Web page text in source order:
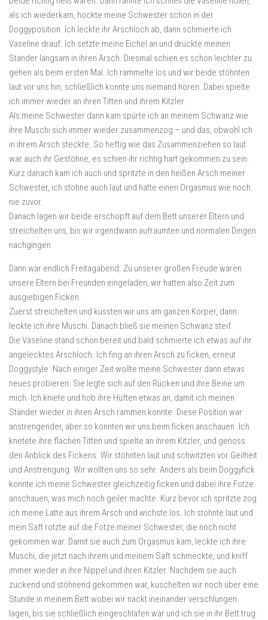
als ich wiederkam, hockte meine Schwester schon in der
Doggyposition. Ich leckte ihr Arschloch ab, dann schmierte ich
Vaseline drauf. Ich setzte meine Eichel an und drückte meinen
Ständer langsam in ihren Arsch. Diesmal schien es schon leichter zu
gehen als beim ersten Mal. Ich rammelte los und wir beide stöhnten
laut vor uns hin, schließlich konnte uns niemand hören. Dabei spielte
ich immer wieder an ihren Titten und ihrem Kitzler.
Als meine Schwester dann kam spürte ich an meinem Schwanz wie
ihre Muschi sich immer wieder zusammenzog – und das, obwohl ich
in ihrem Arsch steckte. So heftig wie das Zusammenziehen so laut
war auch ihr Gestöhne, es schien ihr richtig hart gekommen zu sein.
Kurz danach kam ich auch und spritzte in den heißen Arsch meiner
Schwester, ich stöhne auch laut und hatte einen Orgasmus wie noch
nie zuvor.
Danach lagen wir beide erschöpft auf dem Bett unserer Eltern und
streichelten uns, bis wir irgendwann aufräumten und normalen Dingen
nachgingen.
Dann war endlich Freitagabend. Zu unserer großen Freude waren
unsere Eltern bei Freunden eingeladen, wir hatten also Zeit zum
ausgiebigen Ficken.
Zuerst streichelten und küssten wir uns am ganzen Körper, dann
leckte ich ihre Muschi. Danach bließ sie meinen Schwanz steif.
Die Vaseline stand schon bereit und bald schmierte ich etwas auf ihr
angelecktes Arschloch. Ich fing an ihren Arsch zu ficken, erneut
Doggystyle. Nach einiger Zeit wollte meine Schwester dann etwas
neues probieren. Sie legte sich auf den Rücken und ihre Beine um
mich. Ich kniete und hob ihre Hüften etwas an, damit ich meinen
Ständer wieder in ihren Arsch rammen konnte. Diese Position war
anstrengender, aber so konnten wir uns beim ficken anschauen. Ich
knetete ihre flachen Titten und spielte an ihrem Kitzler, und genoss
den Anblick des Fickens. Wir stöhnten laut und schwitzten vor Geilheit
und Anstrengung. Wir wollten uns so sehr. Anders als beim Doggyfick
konnte ich meine Schwester gleichzeitig ficken und dabei ihre Fotze
anschauen, was mich noch geiler machte. Kurz bevor ich spritzte zog
ich meine Latte aus ihrem Arsch und wichste los. Ich stöhnte laut und
mein Saft rotzte auf die Fotze meiner Schwester, die noch nicht
gekommen war. Damit sie auch zum Orgasmus kam, leckte ich ihre
Muschi, die jetzt nach ihrem und meinem Saft schmeckte, und kniff
immer wieder in ihre Nippel und ihren Kitzler. Nachdem sie auch
zuckend und stöhnend gekommen war, kuschelten wir noch über eine
Stunde in meinem Bett wobei wir nackt ineinander verschlungen
lagen, bis sie schließlich eingeschlafen war und ich sie in ihr Bett trug.